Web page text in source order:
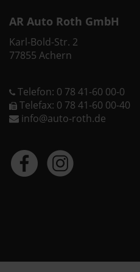
AR Auto Roth GmbH
Karl-Bold-Str. 2
77855 Achern
Telefon: 0 78 41-60 00-0
Telefax: 0 78 41-60 00-40
info@auto-roth.de